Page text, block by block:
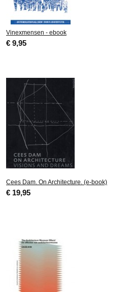
Vinexmensen - ebook
€ 9,95
Cees Dam. On Architecture. (e-book)
€ 19,95